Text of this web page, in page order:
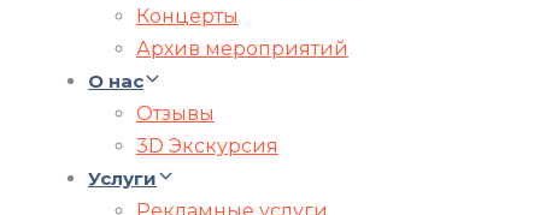
Концерты
Архив мероприятий
О нас
Отзывы
3D Экскурсия
Услуги
Рекламные услуги